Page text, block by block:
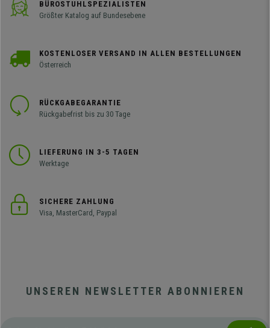
BÜROSTUHLSPEZIALISTEN
Größter Katalog auf Bundesebene
KOSTENLOSER VERSAND IN ALLEN BESTELLUNGEN
Österreich
RÜCKGABEGARANTIE
Rückgabefrist bis zu 30 Tage
LIEFERUNG IN 3-5 TAGEN
Werktage
SICHERE ZAHLUNG
Visa, MasterCard, Paypal
UNSEREN NEWSLETTER ABONNIEREN